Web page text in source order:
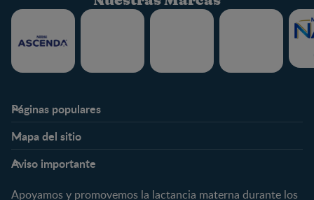
Páginas populares
Expertos en Nutrición
Preguntas Frecuentes
Mapa del sitio
Preconcepción
Embarazo
Nutrición
Aviso importante
Apoyamos y promovemos la lactancia materna durante los